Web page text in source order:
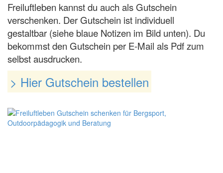
Freiluftleben kannst du auch als Gutschein
verschenken. Der Gutschein ist individuell
gestaltbar (siehe blaue Notizen im Bild unten). Du
bekommst den Gutschein per E-Mail als Pdf zum
selbst ausdrucken.
> Hier Gutschein bestellen